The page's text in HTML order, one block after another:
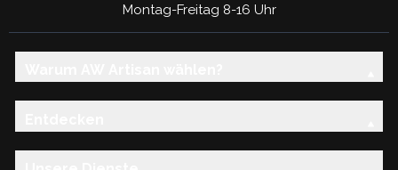
Montag-Freitag 8-16 Uhr